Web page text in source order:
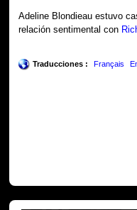
Adeline Blondieau estuvo
relación sentimental con
Traducciones : Français